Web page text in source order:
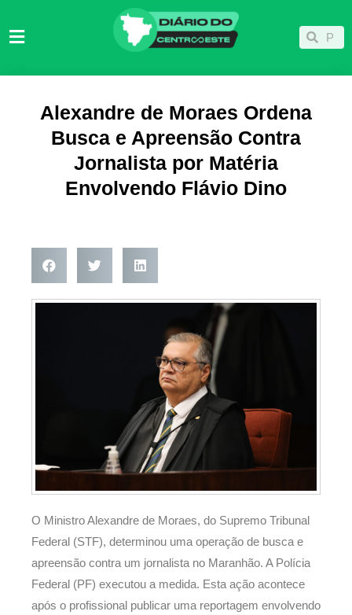
para
Pesquisar
Alexandre de Moraes Ordena
Busca e Apreensão Contra
Jornalista por Matéria
Envolvendo Flávio Dino
O Ministro Alexandre de Moraes, do Supremo Tribunal
Federal (STF), determinou uma operação de busca e
apreensão contra um jornalista no Maranhão. A Polícia
Federal (PF) executou a medida. Esta ação acontece
após o profissional publicar uma reportagem envolvendo